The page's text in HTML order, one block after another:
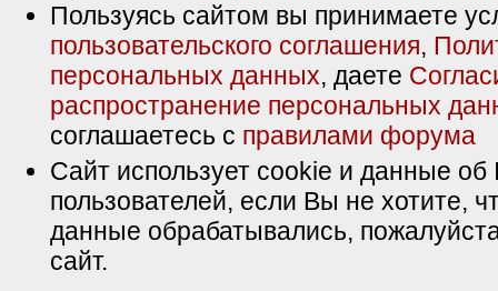
Пользуясь сайтом вы принимаете
пользовательского соглашения,
персональных данных, даете
распространение персональных
соглашаетесь с правилами форума
Сайт использует cookie и данные об
пользователей, если Вы не хотите,
данные обрабатывались,
сайт.